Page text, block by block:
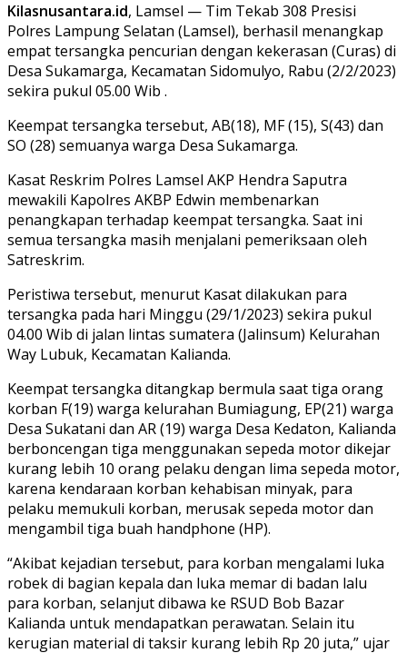
Kilasnusantara.id, Lamsel — Tim Tekab 308 Presisi
Polres Lampung Selatan (Lamsel), berhasil menangkap
empat tersangka pencurian dengan kekerasan (Curas) di
Desa Sukamarga, Kecamatan Sidomulyo, Rabu (2/2/2023)
sekira pukul 05.00 Wib .
Keempat tersangka tersebut, AB(18), MF (15), S(43) dan
SO (28) semuanya warga Desa Sukamarga.
Kasat Reskrim Polres Lamsel AKP Hendra Saputra
mewakili Kapolres AKBP Edwin membenarkan
penangkapan terhadap keempat tersangka. Saat ini
semua tersangka masih menjalani pemeriksaan oleh
Satreskrim.
Peristiwa tersebut, menurut Kasat dilakukan para
tersangka pada hari Minggu (29/1/2023) sekira pukul
04.00 Wib di jalan lintas sumatera (Jalinsum) Kelurahan
Way Lubuk, Kecamatan Kalianda.
Keempat tersangka ditangkap bermula saat tiga orang
korban F(19) warga kelurahan Bumiagung, EP(21) warga
Desa Sukatani dan AR (19) warga Desa Kedaton, Kalianda
berboncengan tiga menggunakan sepeda motor dikejar
kurang lebih 10 orang pelaku dengan lima sepeda motor,
karena kendaraan korban kehabisan minyak, para
pelaku memukuli korban, merusak sepeda motor dan
mengambil tiga buah handphone (HP).
“Akibat kejadian tersebut, para korban mengalami luka
robek di bagian kepala dan luka memar di badan lalu
para korban, selanjut dibawa ke RSUD Bob Bazar
Kalianda untuk mendapatkan perawatan. Selain itu
kerugian material di taksir kurang lebih Rp 20 juta,” ujar